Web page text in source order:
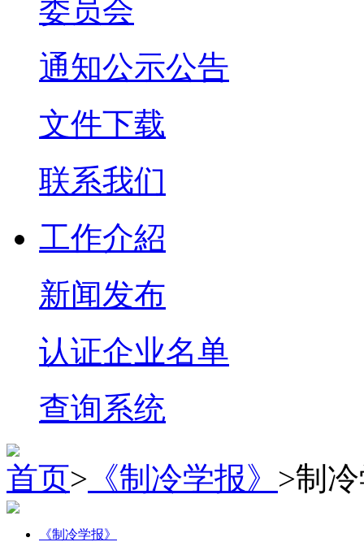
委员会
通知公示公告
文件下载
联系我们
工作介紹
新闻发布
认证企业名单
查询系统
首页> 《制冷学报》 >制
《制冷学报》